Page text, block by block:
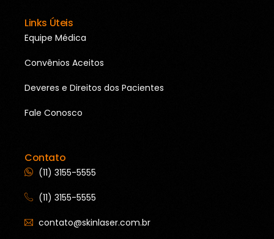
Links Úteis
Equipe Médica
Convênios Aceitos
Deveres e Direitos dos Pacientes
Fale Conosco
Contato
(11) 3155-5555
(11) 3155-5555
contato@skinlaser.com.br